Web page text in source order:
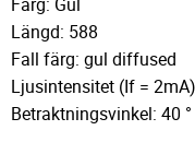
Längd: 588
Fall färg: gul diffused
Ljusintensitet (If =
Betraktningsvinkel: 40 °